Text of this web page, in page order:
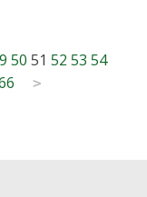
50 51 52 53 54
>